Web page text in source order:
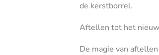
de kerstborrel.
Aftellen tot het
De magie van